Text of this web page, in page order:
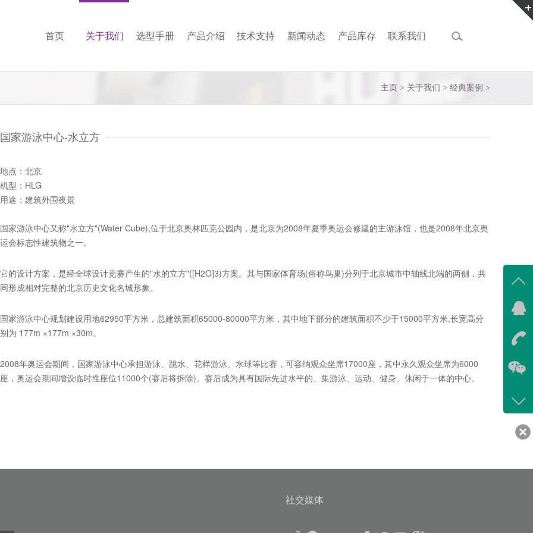
首页 关于我们 选型手册 产品介绍 技术支持 新闻动态 产品库存 联系我们
主页 > 关于我们 > 经典案例 >
国家游泳中心-水立方
地点：北京
机型：HLG
用途：建筑外围夜景
国家游泳中心又称"水立方"(Water Cube),位于北京奥林匹克公园内，是北京为2008年夏季奥运会修建的主游泳馆，也是2008年北京奥
运会标志性建筑物之一。
它的设计方案，是经全球设计竞赛产生的"水的立方"([H2O]3)方案。其与国家体育场(俗称鸟巢)分列于北京城市中轴线北端的两侧，共
同形成相对完整的北京历史文化名城形象。
国家游泳中心规划建设用地62950平方米，总建筑面积65000-80000平方米，其中地下部分的建筑面积不少于15000平方米,长宽高分
别为 177m ×177m ×30m。
2008年奥运会期间，国家游泳中心承担游泳、跳水、花样游泳、水球等比赛，可容纳观众坐席17000座，其中永久观众坐席为6000
座，奥运会期间增设临时性座位11000个(赛后将拆除)。赛后成为具有国际先进水平的、集游泳、运动、健身、休闲于一体的中心。
社交媒体
在线
我
客